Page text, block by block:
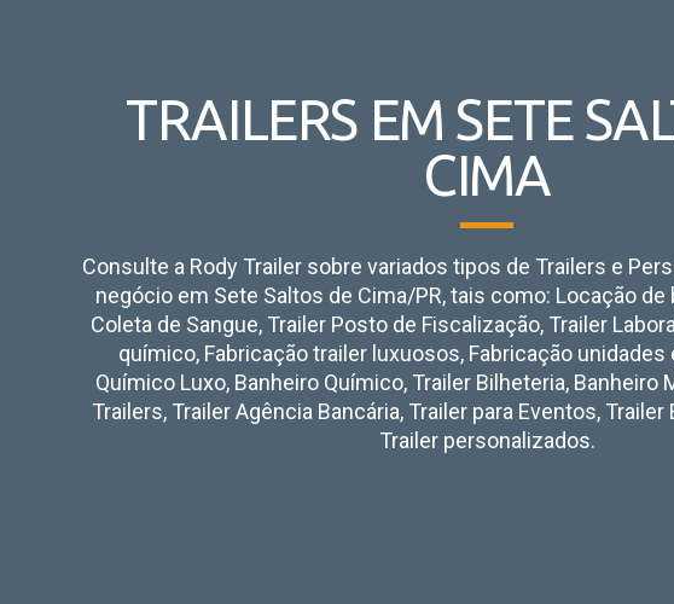
TRAILERS EM SETE
CIMA
Consulte a Rody Trailer sobre variados tipos de Trailers e
negócio em Sete Saltos de Cima/PR, tais como: Locação de
Coleta de Sangue, Trailer Posto de Fiscalização, Trailer
químico, Fabricação trailer luxuosos, Fabricação unidades
Químico Luxo, Banheiro Químico, Trailer Bilheteria, Banheiro
Trailers, Trailer Agência Bancária, Trailer para Eventos,
Trailer personalizados.